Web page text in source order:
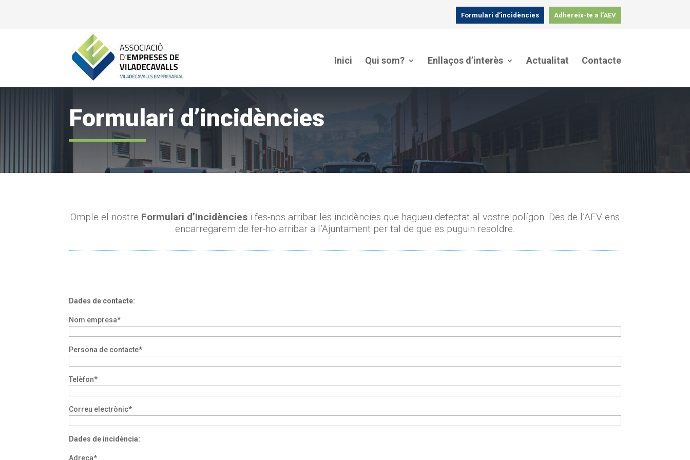
Formulari d’incidències Adhereix-te a l’AEV
Inici Qui som? Enllaços d’interès Actualitat Contacte
Formulari d’incidències
Omple el nostre Formulari d’Incidències i fes-nos arribar les incidències que hagueu detectat al vostre polígon. Des de l’AEV ens
encarregarem de fer-ho arribar a l’Ajuntament per tal de que es puguin resoldre.
Dades de contacte:
Nom empresa*
Persona de contacte*
Telèfon*
Correu electrònic*
Dades de incidència:
Adreça*